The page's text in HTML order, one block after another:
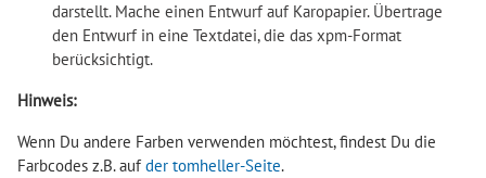
darstellt. Mache einen Entwurf auf Karopapier. Übertrage
den Entwurf in eine Textdatei, die das xpm-Format
berücksichtigt.
Hinweis:
Wenn Du andere Farben verwenden möchtest, findest Du die
Farbcodes z.B. auf der tomheller-Seite.